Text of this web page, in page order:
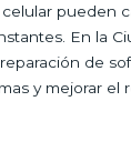
pueden
En la
de
y mejorar el